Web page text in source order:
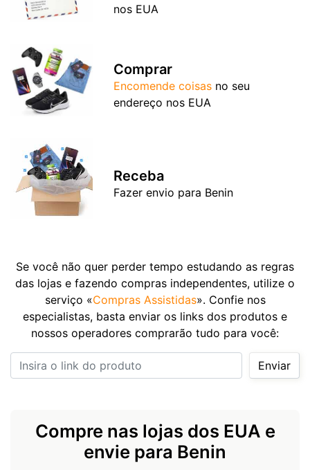
nos EUA
Comprar
Encomende coisas no seu
endereço nos EUA
Receba
Fazer envio para Benin
Se você não quer perder tempo estudando as regras
das lojas e fazendo compras independentes, utilize o
serviço «Compras Assistidas». Confie nos
especialistas, basta enviar os links dos produtos e
nossos operadores comprarão tudo para você:
Insira o link do produto
Enviar
Compre nas lojas dos EUA e
envie para Benin